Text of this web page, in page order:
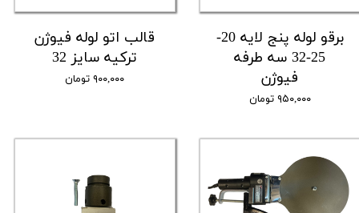
برقو لوله پنج لایه 20-
25-32 سه طرفه
فیوژن
۹۵۰,۰۰۰ تومان
قالب اتو لوله فیوژن
ترکیه سایز 32
۹۰۰,۰۰۰ تومان